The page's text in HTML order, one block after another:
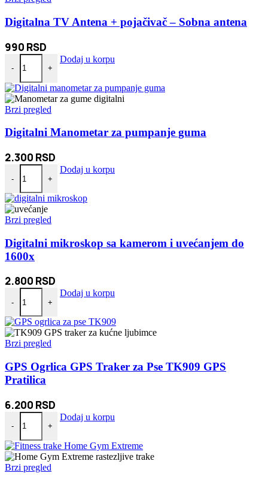
Digitalna TV Antena + pojačivač – Sobna antena
990 RSD
-
Digitalna TV Antena + pojačivač - Sobna antena količina
+
Dodaj u korpu
Brzi pregled
Digitalni Manometar za pumpanje guma
2.300 RSD
-
Digitalni Manometar za pumpanje guma količina
+
Dodaj u korpu
Brzi pregled
Digitalni mikroskop sa kamerom i uvećanjem do
1600x
2.800 RSD
-
Digitalni mikroskop sa kamerom i uvećanjem do 1600x količina
+
Dodaj u korpu
Brzi pregled
GPS Ogrlica GPS Traker za Pse TK909 GPS
Pratilica
6.200 RSD
-
GPS Ogrlica GPS Traker za Pse TK909 GPS Pratilica količina
+
Dodaj u korpu
Brzi pregled